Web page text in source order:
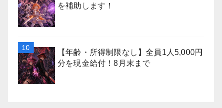
を補助します！
【年齢・所得制限なし】全員1人5,000円
分を現金給付！8月末まで